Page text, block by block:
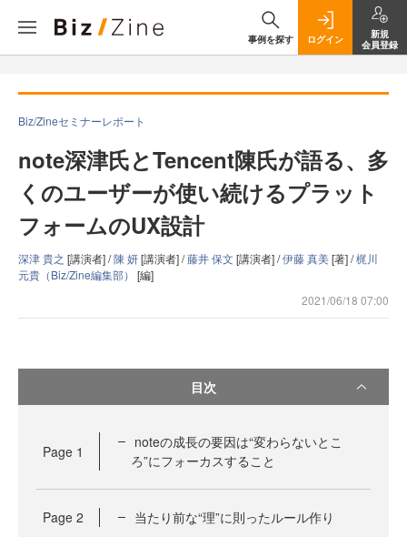
事例を探す ログイン
新規
会員登録
Biz/Zineセミナーレポート
note深津氏とTencent陳氏が語る、多
くのユーザーが使い続けるプラット
フォームのUX設計
深津 貴之 [講演者] /陳 妍[講演者] /藤井 保文 [講演者] /伊藤 真美[著] /梶川
元貴（Biz/Zine編集部） [編]
2021/06/18 07:00
目次
Page 1
noteの成長の要因は“変わらないとこ
ろ”にフォーカスすること
Page 2 当たり前な“理”に則ったルール作り